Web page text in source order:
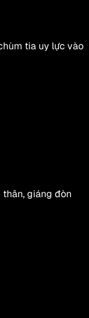
tia uy lực vào
giáng đòn